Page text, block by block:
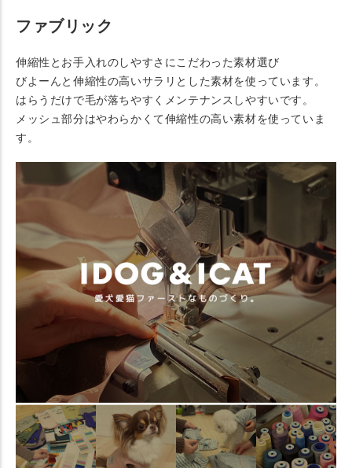
ファブリック
伸縮性とお手入れのしやすさにこだわった素材選び
びよーんと伸縮性の高いサラリとした素材を使っています。
はらうだけで毛が落ちやすくメンテナンスしやすいです。
メッシュ部分はやわらかくて伸縮性の高い素材を使っていま
す。